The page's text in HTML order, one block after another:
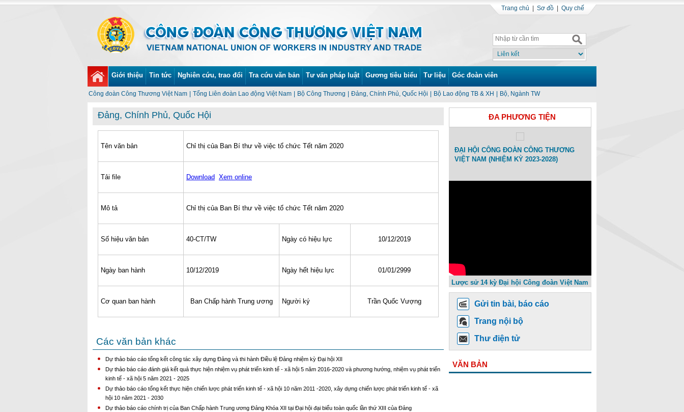
Trang chủ Sơ đồ Quy chế
Giới thiệu Tin tức Nghiên cứu, trao đổi Tra cứu văn bản Tư vấn pháp luật Gương tiêu biểu Tư liệu Góc đoàn viên
Công đoàn Công Thương Việt Nam Tổng Liên đoàn Lao động Việt Nam Bộ Công Thương Đảng, Chính Phủ, Quốc Hội Bộ Lao động TB & XH Bộ, Ngành TW
Đảng, Chính Phủ, Quốc Hội
Tên văn bản Chỉ thị của Ban Bí thư về việc tổ chức Tết năm 2020
Tải file Download Xem online
Mô tả Chỉ thị của Ban Bí thư về việc tổ chức Tết năm 2020
Số hiệu văn bản 40-CT/TW Ngày có hiệu lực 10/12/2019
Ngày ban hành 10/12/2019 Ngày hết hiệu lực 01/01/2999
Cơ quan ban hành Ban Chấp hành Trung ương Người ký Trần Quốc Vượng
Các văn bản khác
Dự thảo báo cáo tổng kết công tác xây dựng Đảng và thi hành Điều lệ Đảng nhiệm kỳ Đại hội XII
Dự thảo báo cáo đánh giá kết quả thực hiện nhiệm vụ phát triển kinh tế - xã hội 5 năm 2016-2020 và phương hướng, nhiệm vụ phát triển
kinh tế - xã hội 5 năm 2021 - 2025
Dự thảo báo cáo tổng kết thực hiện chiến lược phát triển kinh tế - xã hội 10 năm 2011 -2020, xây dựng chiến lược phát triển kinh tế - xã
hội 10 năm 2021 - 2030
Dự thảo báo cáo chính trị của Ban Chấp hành Trung ương Đảng Khóa XII tại Đại hội đại biểu toàn quốc lần thứ XIII của Đảng
ĐA PHƯƠNG TIỆN
Lễ phát động Tháng Công nhân và ThángĐẠI HỘI CÔNG ĐOÀN CÔNG THƯƠNG
VIỆT NAM (NHIỆM KỲ 2023-2028)
Lược sử 14 kỳ Đại hội Công đoàn Việt Nam
Gửi tin bài, báo cáo
Trang nội bộ
Thư điện tử
VĂN BẢN